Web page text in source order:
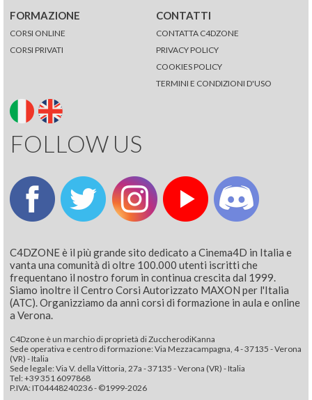
FORMAZIONE
CORSI ONLINE
CORSI PRIVATI
CONTATTI
CONTATTA C4DZONE
PRIVACY POLICY
COOKIES POLICY
TERMINI E CONDIZIONI D'USO
FOLLOW US
C4DZONE è il più grande sito dedicato a Cinema4D in Italia e
vanta una comunità di oltre 100.000 utenti iscritti che
frequentano il nostro forum in continua crescita dal 1999.
Siamo inoltre il Centro Corsi Autorizzato MAXON per l'Italia
(ATC). Organizziamo da anni corsi di formazione in aula e online
a Verona.
C4Dzone è un marchio di proprietà di ZuccherodiKanna
Sede operativa e centro di formazione: Via Mezzacampagna, 4 - 37135 - Verona
(VR) - Italia
Sede legale: Via V. della Vittoria, 27a - 37135 - Verona (VR) - Italia
Tel: +39 351 6097868‬
P.IVA: IT04448240236 - ©1999-2026